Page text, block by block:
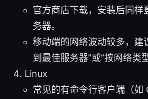
官方商店下载，安装后同样
务器。
移动端的网络波动较多，建
到最佳服务器”或“按网络类
Linux
常见的有命令行客户端（如